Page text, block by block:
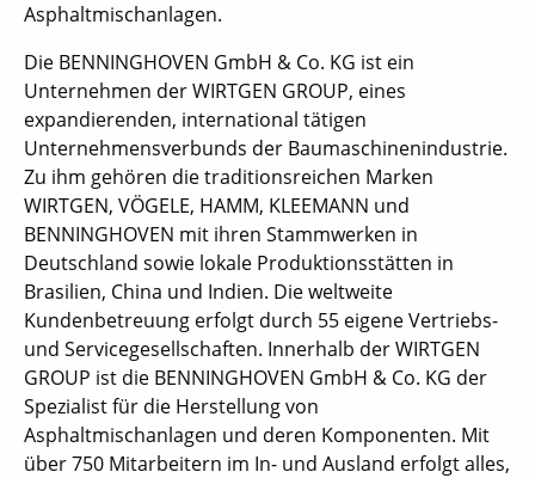
Asphaltmischanlagen.
Die BENNINGHOVEN GmbH & Co. KG ist ein
Unternehmen der WIRTGEN GROUP, eines
expandierenden, international tätigen
Unternehmensverbunds der Baumaschinenindustrie.
Zu ihm gehören die traditionsreichen Marken
WIRTGEN, VÖGELE, HAMM, KLEEMANN und
BENNINGHOVEN mit ihren Stammwerken in
Deutschland sowie lokale Produktionsstätten in
Brasilien, China und Indien. Die weltweite
Kundenbetreuung erfolgt durch 55 eigene Vertriebs-
und Servicegesellschaften. Innerhalb der WIRTGEN
GROUP ist die BENNINGHOVEN GmbH & Co. KG der
Spezialist für die Herstellung von
Asphaltmischanlagen und deren Komponenten. Mit
über 750 Mitarbeitern im In- und Ausland erfolgt alles,